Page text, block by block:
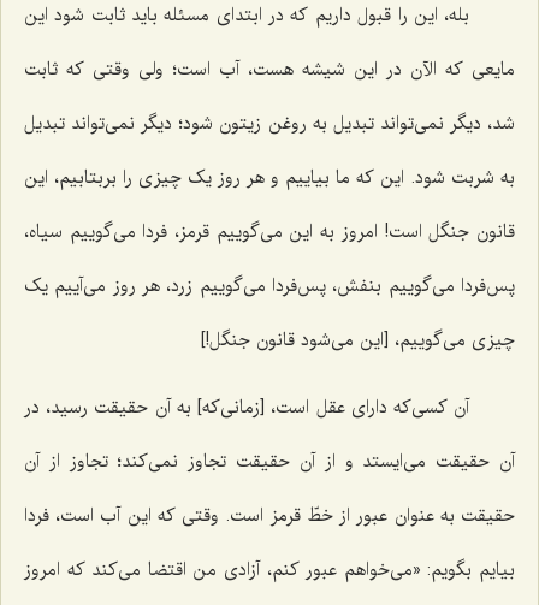
بله، این را قبول داریم که در ابتدای مسئله باید ثابت شود این
مایعی که الآن در این شیشه هست، آب است؛ ولی وقتی که ثابت
شد، دیگر نمی‌تواند تبدیل به روغن زیتون شود؛ دیگر نمی‌تواند تبدیل
به شربت شود. این که ما بیاییم و هر روز یک چیزی را بربتابیم، این
قانون جنگل است! امروز به این می‌گوییم قرمز، فردا می‌گوییم سیاه،
پس‌فردا می‌گوییم بنفش، پس‌فردا می‌گوییم زرد، هر روز می‌آییم یک
چیزی می‌گوییم، [این می‌شود قانون جنگل!]
آن کسی‌که دارای عقل است، [زمانی‌که] به آن حقیقت رسید، در
آن حقیقت می‌ایستد و از آن حقیقت تجاوز نمی‌کند؛ تجاوز از آن
حقیقت به عنوان عبور از خطّ قرمز است. وقتی که این آب است، فردا
بیایم بگویم: «می‌خواهم عبور ‌کنم، آزادی من اقتضا می‌کند که امروز